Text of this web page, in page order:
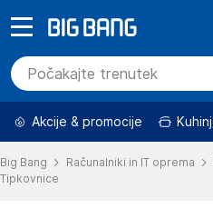
Akcije & promocije
Big Bang Računalniki in IT oprema
Tipkovnice